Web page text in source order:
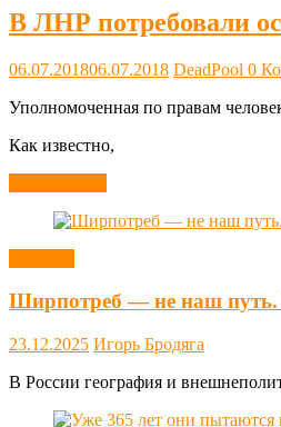
В ЛНР потребовали
06.07.201806.07.2018 DeadPool 0
Уполномоченная по правам
Как известно,
Ширпотреб — не наш путь.
23.12.2025 Игорь Бродяга
В России география и